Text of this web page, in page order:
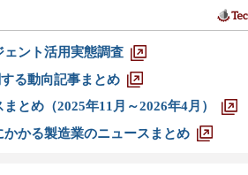
ェント活用実態調査
る動向記事まとめ
とめ（2025年11月～2026年4月）
かる製造業のニュースまとめ